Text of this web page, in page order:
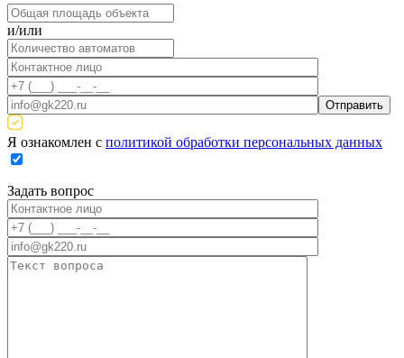
и/или
Я ознакомлен с политикой обработки персональных данных
Задать вопрос